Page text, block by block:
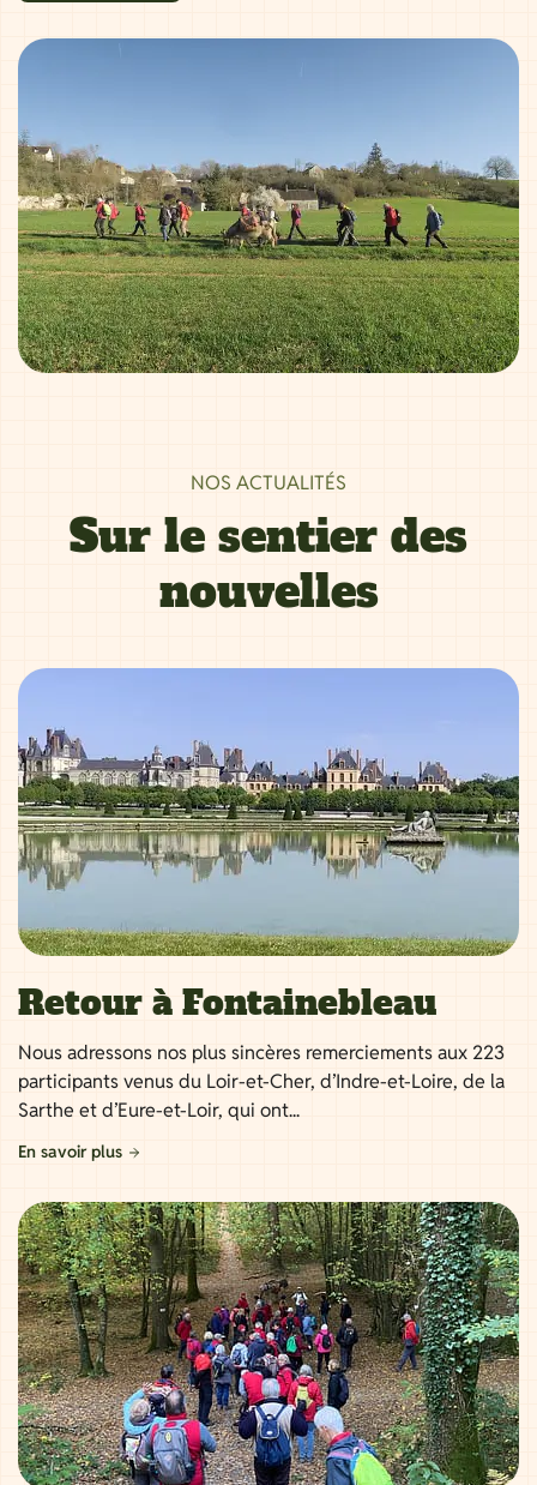
NOS ACTUALITÉS
Sur le sentier des
nouvelles
Retour à Fontainebleau
Nous adressons nos plus sincères remerciements aux 223
participants venus du Loir-et-Cher, d’Indre-et-Loire, de la
Sarthe et d’Eure-et-Loir, qui ont...
En savoir plus